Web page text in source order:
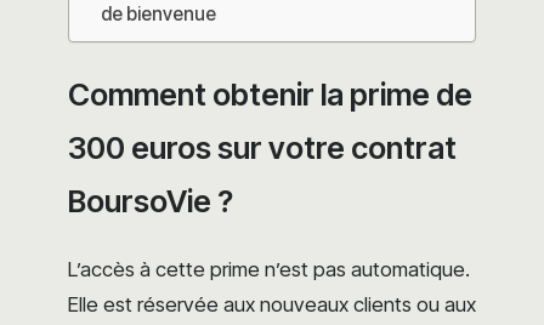
de bienvenue
Comment obtenir la prime de
300 euros sur votre contrat
BoursoVie ?
L’accès à cette prime n’est pas automatique.
Elle est réservée aux nouveaux clients ou aux